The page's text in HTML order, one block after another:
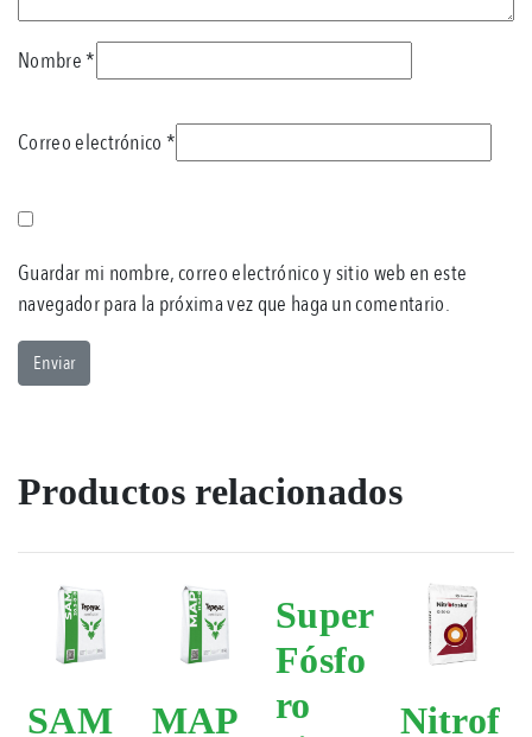
Nombre*
Correo electrónico*
Guardar mi nombre, correo electrónico y sitio web en este
navegador para la próxima vez que haga un comentario.
Productos relacionados
SAM MAP
Super
Fósfo
ro
Nitrof